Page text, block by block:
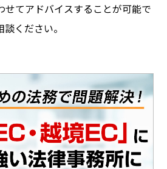
せてアドバイスすることが可能で
ください。